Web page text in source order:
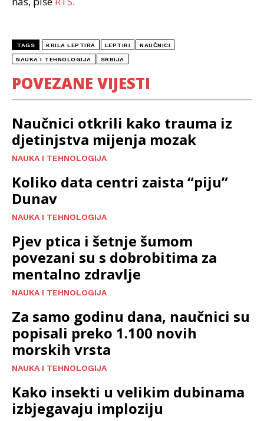
TAGS KRILA LEPTIRA LEPTIRI NAUČNICI
NAUKA I TEHNOLOGIJA SRBIJA
POVEZANE VIJESTI
Naučnici otkrili kako trauma iz
djetinjstva mijenja mozak
NAUKA I TEHNOLOGIJA
Koliko data centri zaista “piju”
Dunav
NAUKA I TEHNOLOGIJA
Pjev ptica i šetnje šumom
povezani su s dobrobitima za
mentalno zdravlje
NAUKA I TEHNOLOGIJA
Za samo godinu dana, naučnici su
popisali preko 1.100 novih
morskih vrsta
NAUKA I TEHNOLOGIJA
Kako insekti u velikim dubinama
izbjegavaju imploziju